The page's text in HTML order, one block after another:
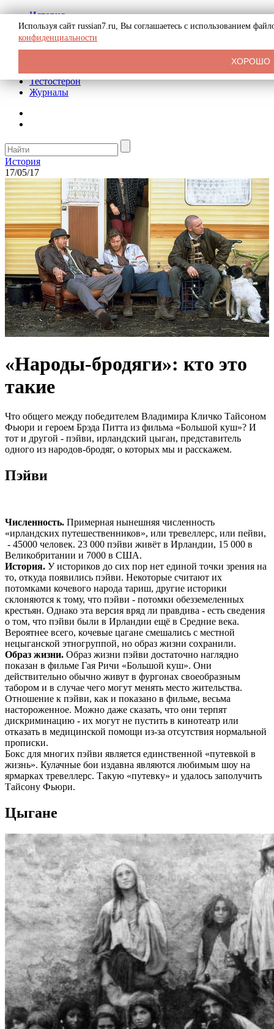
История
Биография
Криминал
Реклама на сайте
Тестостерон
Журналы
История
17/05/17
«Народы-бродяги»: кто это
такие
Что общего между победителем Владимира Кличко Тайсоном
Фьюри и героем Брэда Питта из фильма «Большой куш»? И
тот и другой - пэйви, ирландский цыган, представитель
одного из народов-бродяг, о которых мы и расскажем.
Пэйви
Численность. Примерная нынешняя численность
«ирландских путешественников», или тревеллерс, или пейви,
- 45000 человек. 23 000 пэйви живёт в Ирландии, 15 000 в
Великобритании и 7000 в США.
История. У историков до сих пор нет единой точки зрения на
то, откуда появились пэйви. Некоторые считают их
потомками кочевого народа тариш, другие историки
склоняются к тому, что пэйви - потомки обезземеленных
крестьян. Однако эта версия вряд ли правдива - есть сведения
о том, что пэйви были в Ирландии ещё в Средние века.
Вероятнее всего, кочевые цагане смешались с местной
нецыганской этногруппой, но образ жизни сохранили.
Образ жизни. Образ жизни пэйви достаточно наглядно
показан в фильме Гая Ричи «Большой куш». Они
действительно обычно живут в фургонах своеобразным
табором и в случае чего могут менять место жительства.
Отношение к пэйви, как и показано в фильме, весьма
настороженное. Можно даже сказать, что они терпят
дискриминацию - их могут не пустить в кинотеатр или
отказать в медицинской помощи из-за отсутствия нормальной
прописки.
Бокс для многих пэйви является единственной «путевкой в
жизнь». Кулачные бои издавна являются любимым шоу на
ярмарках тревеллерс. Такую «путевку» и удалось заполучить
Тайсону Фьюри.
Цыгане
Используя сайт russian7.ru, Вы соглашаетесь с использованием
конфиденциальности
ХОРОШО